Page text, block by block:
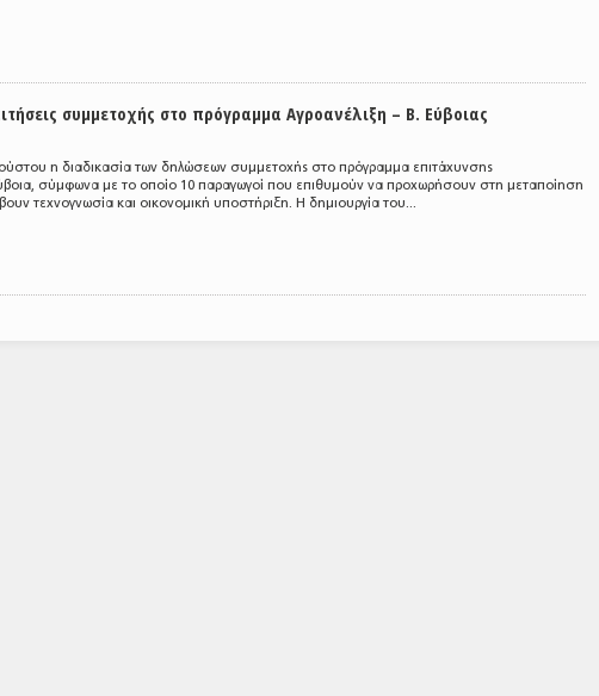
συμμετοχής στο πρόγραμμα Αγροανέλιξη – Β. Εύβοιας
η διαδικασία των δηλώσεων συμμετοχής στο πρόγραμμα επιτάχυνσης
σύμφωνα με το οποίο 10 παραγωγοί που επιθυμούν να προχωρήσουν στη μεταποίηση
τεχνογνωσία και οικονομική υποστήριξη. Η δημιουργία του...